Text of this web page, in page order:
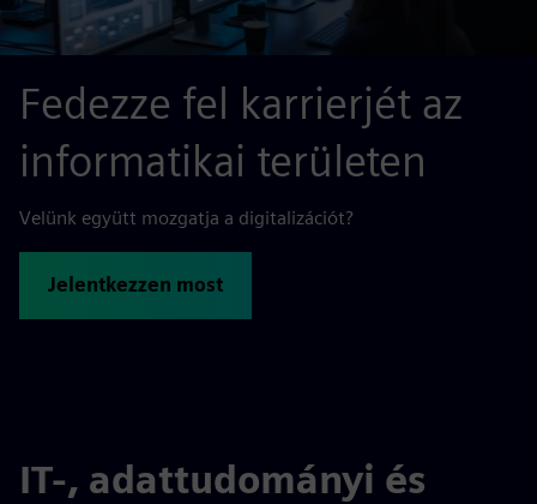
Fedezze fel karrierjét az
informatikai területen
Velünk együtt mozgatja a digitalizációt?
Jelentkezzen most
IT-, adattudományi és